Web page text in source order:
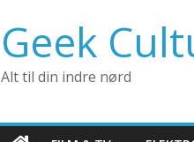
Geek
Alt til din indre nørd